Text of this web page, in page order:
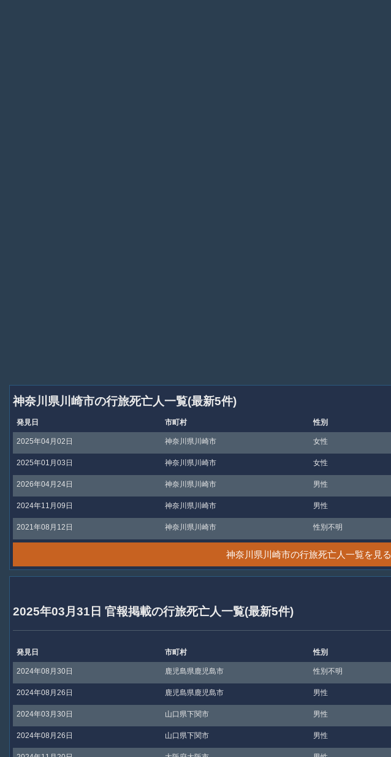
神奈川県川崎市の行旅死亡人一覧(最新5件)
発見日 市町村 性別
2025年04月02日 神奈川県川崎市 女性
2025年01月03日 神奈川県川崎市 女性
2026年04月24日 神奈川県川崎市 男性
2024年11月09日 神奈川県川崎市 男性
2021年08月12日 神奈川県川崎市 性別不明
神奈川県川崎市の行旅死亡人一覧を見る
2025年03月31日 官報掲載の行旅死亡人一覧(最新5件)
発見日 市町村 性別
2024年08月30日 鹿児島県鹿児島市 性別不明
2024年08月26日 鹿児島県鹿児島市 男性
2024年03月30日 山口県下関市 男性
2024年08月26日 山口県下関市 男性